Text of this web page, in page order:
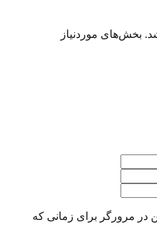
بخش‌های موردنیاز
در مرورگر برای زمانی که